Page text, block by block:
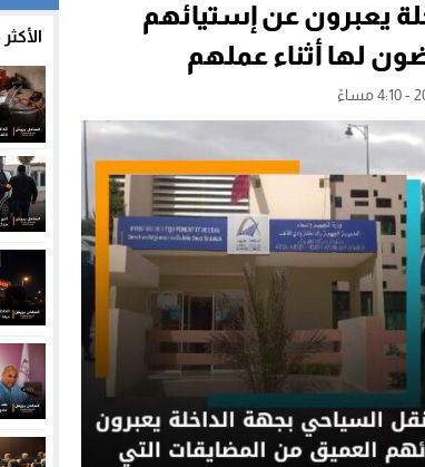
يعبرون عن إستيائهم
لها أثناء عملهم